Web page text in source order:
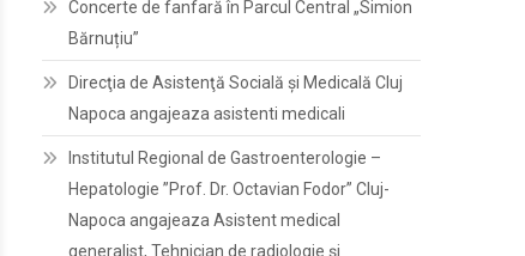
Concerte de fanfară în Parcul Central „Simion
Bărnuțiu”
Direcţia de Asistenţă Socială şi Medicală Cluj
Napoca angajeaza asistenti medicali
Institutul Regional de Gastroenterologie –
Hepatologie ”Prof. Dr. Octavian Fodor” Cluj-
Napoca angajeaza Asistent medical
generalist, Tehnician de radiologie și